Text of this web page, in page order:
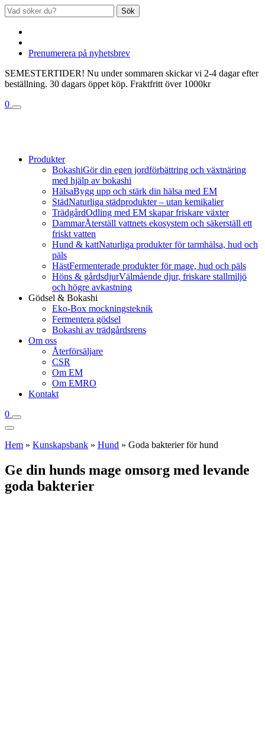
Sök
Prenumerera på nyhetsbrev
SEMESTERTIDER! Nu under sommaren skickar vi 2-4 dagar efter
beställning. 30 dagars öppet köp. Fraktfritt över 1000kr
0
Produkter
BokashiGör din egen jordförbättring och växtnäring
med hjälp av bokashi
HälsaBygg upp och stärk din hälsa med EM
StädNaturliga städprodukter – utan kemikalier
TrädgårdOdling med EM skapar friskare växter
DammarÅterställ vattnets ekosystem och säkerställ ett
friskt vatten
Hund & kattNaturliga produkter för tarmhälsa, hud och
päls
HästFermenterade produkter för mage, hud och päls
Höns & gårdsdjurVälmående djur, friskare stallmiljö
och högre avkastning
Gödsel & Bokashi
Eko-Box mockningsteknik
Fermentera gödsel
Bokashi av trädgårdsrens
Om oss
Återförsäljare
CSR
Om EM
Om EMRO
Kontakt
0
Hem » Kunskapsbank » Hund » Goda bakterier för hund
Ge din hunds mage omsorg med levande
goda bakterier